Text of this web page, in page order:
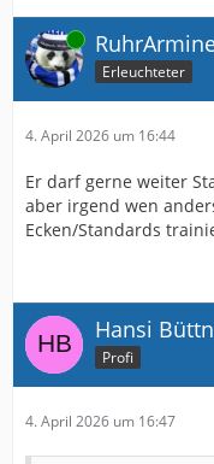
Online
Erleuchteter
4. April 2026 um 16:44
Er darf gerne weiter
aber irgend wen
Ecken/Standards
Hansi
Profi
4. April 2026 um 16:47